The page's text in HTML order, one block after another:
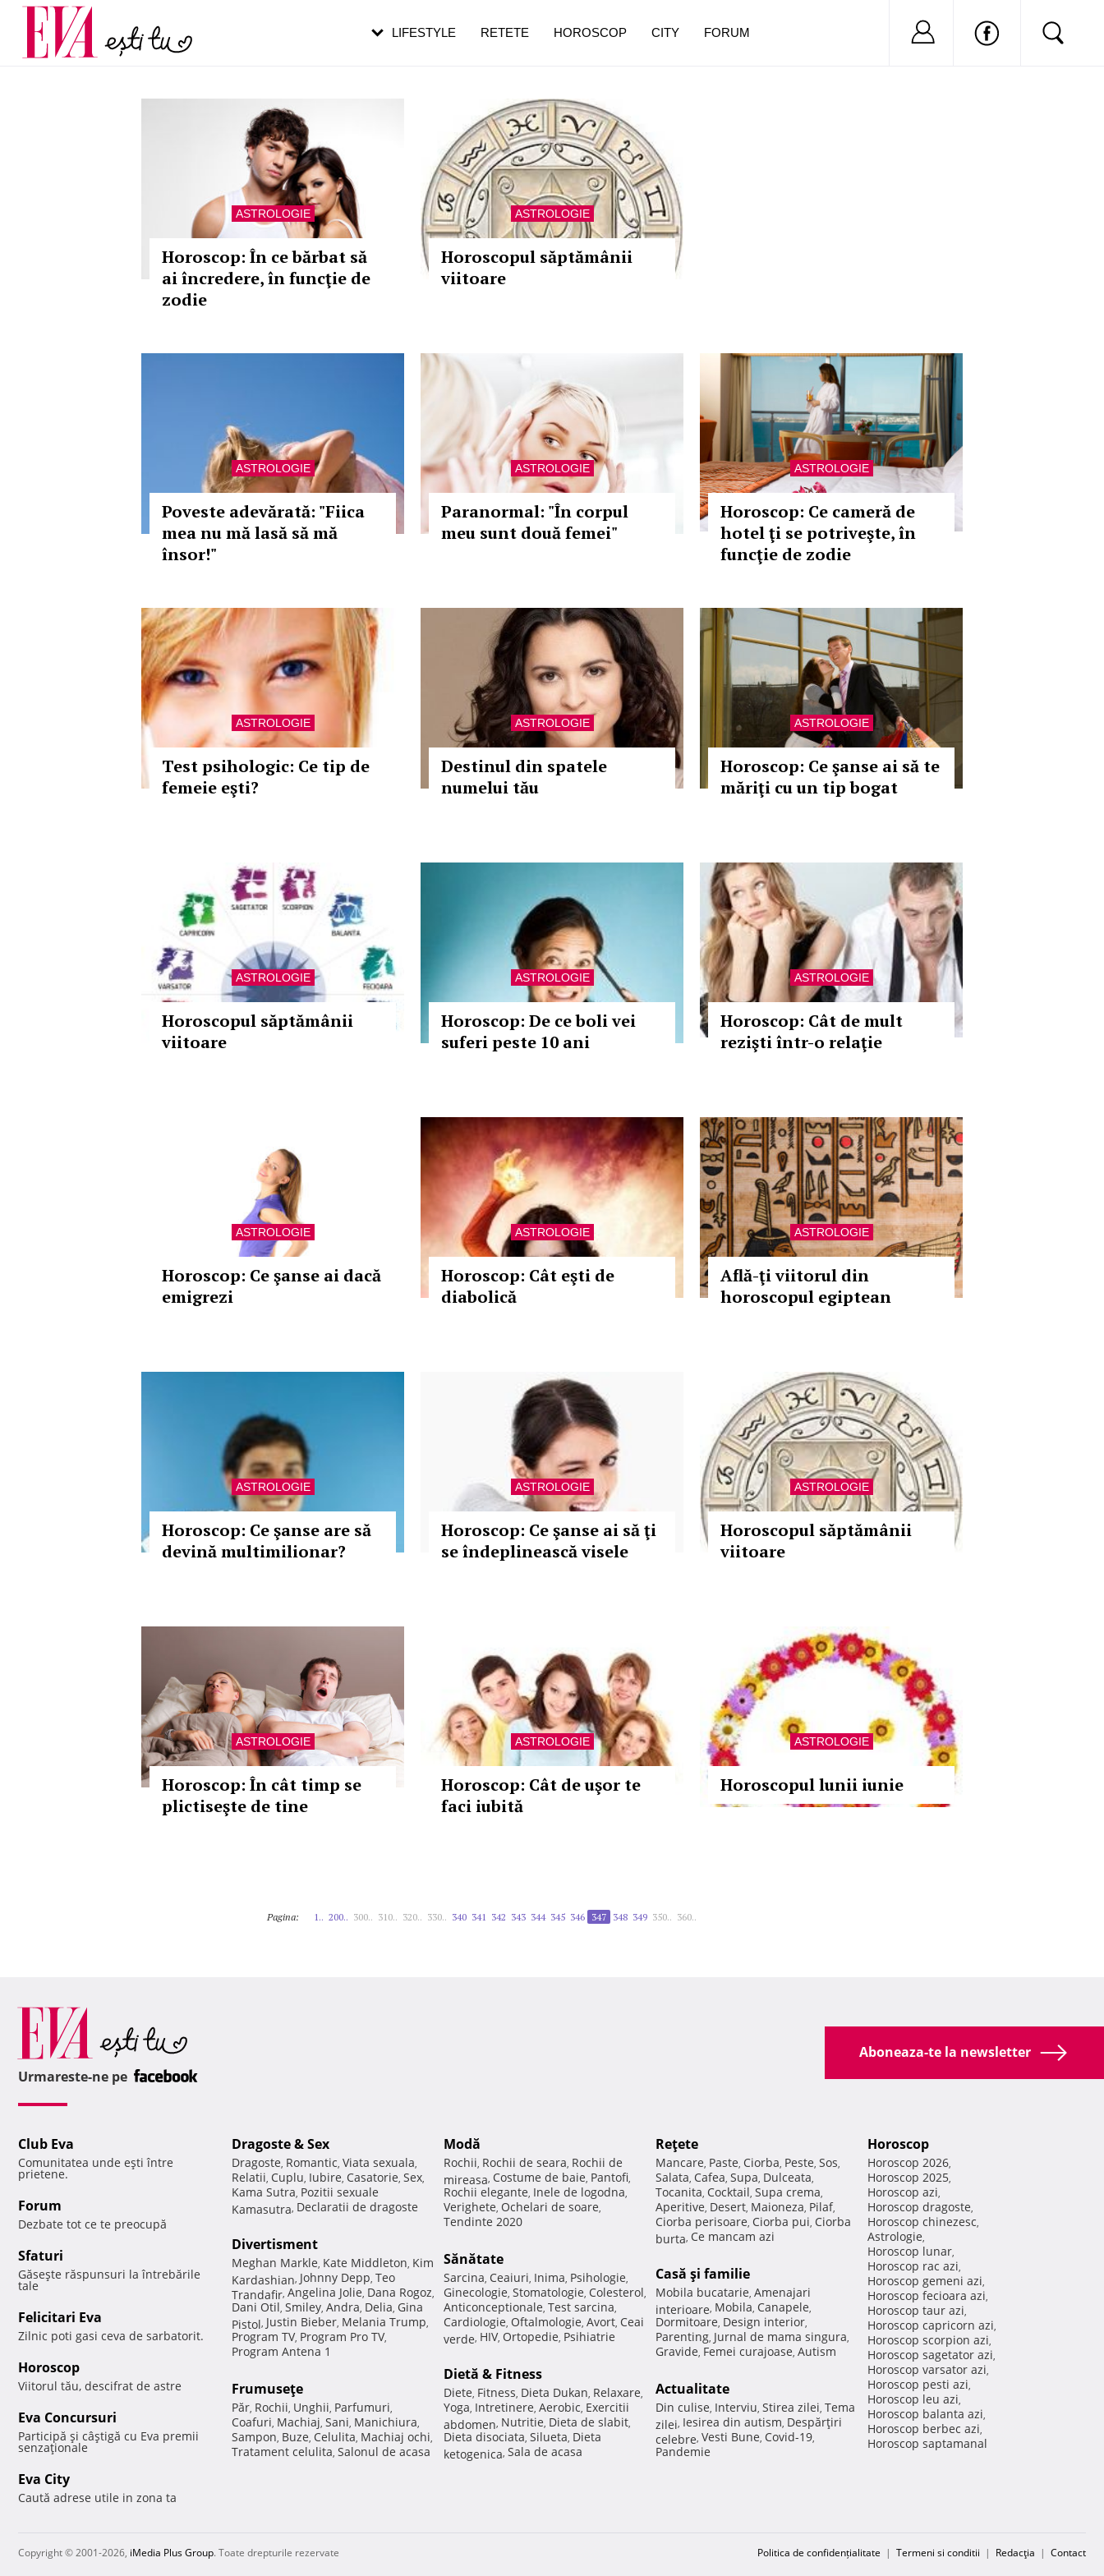
ASTROLOGIE
Horoscop: În ce bărbat să
ai încredere, în funcţie de
zodie
ASTROLOGIE
Horoscopul săptămânii
viitoare
ASTROLOGIE
Poveste adevărată: "Fiica
mea nu mă lasă să mă
însor!"
ASTROLOGIE
Paranormal: "În corpul
meu sunt două femei"
ASTROLOGIE
Horoscop: Ce cameră de
hotel ţi se potriveşte, în
funcţie de zodie
ASTROLOGIE
Test psihologic: Ce tip de
femeie eşti?
ASTROLOGIE
Destinul din spatele
numelui tău
ASTROLOGIE
Horoscop: Ce şanse ai să te
măriţi cu un tip bogat
ASTROLOGIE
Horoscopul săptămânii
viitoare
ASTROLOGIE
Horoscop: De ce boli vei
suferi peste 10 ani
ASTROLOGIE
Horoscop: Cât de mult
rezişti într-o relaţie
ASTROLOGIE
Horoscop: Ce şanse ai dacă
emigrezi
ASTROLOGIE
Horoscop: Cât eşti de
diabolică
ASTROLOGIE
Află-ţi viitorul din
horoscopul egiptean
ASTROLOGIE
Horoscop: Ce şanse are să
devină multimilionar?
ASTROLOGIE
Horoscop: Ce şanse ai să ţi
se îndeplinească visele
ASTROLOGIE
Horoscopul săptămânii
viitoare
ASTROLOGIE
Horoscop: În cât timp se
plictiseşte de tine
ASTROLOGIE
Horoscop: Cât de uşor te
faci iubită
ASTROLOGIE
Horoscopul lunii iunie
Pagina: 1.. 200.. 300.. 310.. 320.. 330.. 340 341 342 343 344 345 346 347 348 349 350.. 360..
LIFESTYLE RETETE HOROSCOP CITY FORUM Nu ai cont?
Carieră
Actualitate
pe măsură ce înaintezi în vârstă
Aboneaza-te la newsletter
Urmareste-ne pe
Club Eva
Comunitatea unde eşti între
prietene.
Forum
Dezbate tot ce te preocupă
Sfaturi
Găseşte răspunsuri la întrebările
tale
Felicitari Eva
Zilnic poti gasi ceva de sarbatorit.
Horoscop
Viitorul tău, descifrat de astre
Eva Concursuri
Participă şi câştigă cu Eva premii
senzaţionale
Eva City
Caută adrese utile in zona ta
Dragoste & Sex
Dragoste, Romantic, Viata sexuala,
Relatii, Cuplu, Iubire, Casatorie, Sex,
Kama Sutra, Pozitii sexuale
Kamasutra, Declaratii de dragoste
Divertisment
Meghan Markle, Kate Middleton, Kim
Kardashian, Johnny Depp, Teo
Trandafir, Angelina Jolie, Dana Rogoz,
Dani Otil, Smiley, Andra, Delia, Gina
Pistol, Justin Bieber, Melania Trump,
Program TV, Program Pro TV,
Program Antena 1
Frumuseţe
Păr, Rochii, Unghii, Parfumuri,
Coafuri, Machiaj, Sani, Manichiura,
Sampon, Buze, Celulita, Machiaj ochi,
Tratament celulita, Salonul de acasa
Modă
Rochii, Rochii de seara, Rochii de
mireasa, Costume de baie, Pantofi,
Rochii elegante, Inele de logodna,
Verighete, Ochelari de soare,
Tendinte 2020
Sănătate
Sarcina, Ceaiuri, Inima, Psihologie,
Ginecologie, Stomatologie, Colesterol,
Anticonceptionale, Test sarcina,
Cardiologie, Oftalmologie, Avort, Ceai
verde, HIV, Ortopedie, Psihiatrie
Dietă & Fitness
Diete, Fitness, Dieta Dukan, Relaxare,
Yoga, Intretinere, Aerobic, Exercitii
abdomen, Nutritie, Dieta de slabit,
Dieta disociata, Silueta, Dieta
ketogenica, Sala de acasa
Reţete
Mancare, Paste, Ciorba, Peste, Sos,
Salata, Cafea, Supa, Dulceata,
Tocanita, Cocktail, Supa crema,
Aperitive, Desert, Maioneza, Pilaf,
Ciorba perisoare, Ciorba pui, Ciorba
burta, Ce mancam azi
Casă şi familie
Mobila bucatarie, Amenajari
interioare, Mobila, Canapele,
Dormitoare, Design interior,
Parenting, Jurnal de mama singura,
Gravide, Femei curajoase, Autism
Actualitate
Din culise, Interviu, Stirea zilei, Tema
zilei, Iesirea din autism, Despărţiri
celebre, Vesti Bune, Covid-19,
Pandemie
Horoscop
Horoscop 2026,
Horoscop 2025,
Horoscop azi,
Horoscop dragoste,
Horoscop chinezesc,
Astrologie,
Horoscop lunar,
Horoscop rac azi,
Horoscop gemeni azi,
Horoscop fecioara azi,
Horoscop taur azi,
Horoscop capricorn azi,
Horoscop scorpion azi,
Horoscop sagetator azi,
Horoscop varsator azi,
Horoscop pesti azi,
Horoscop leu azi,
Horoscop balanta azi,
Horoscop berbec azi,
Horoscop saptamanal
Copyright © 2001-2026, iMedia Plus Group. Toate drepturile rezervate Politica de confidențialitate | Termeni si conditii | Redacţia | Contact